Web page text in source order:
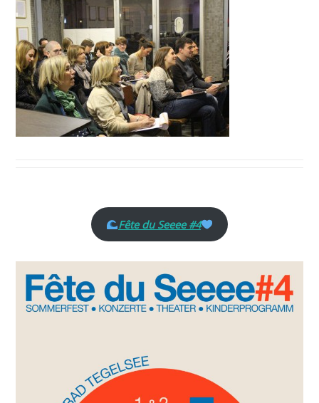
Fête du Seeee #4